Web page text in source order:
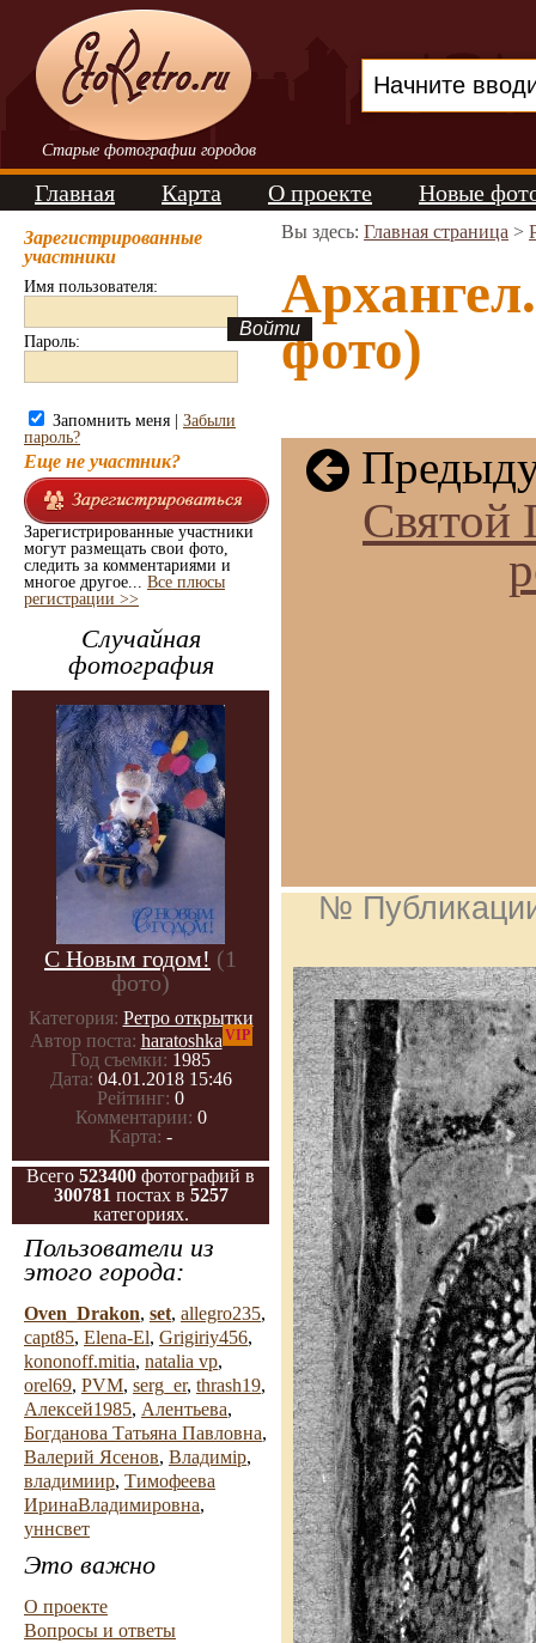
Старые фотографии городов
Главная Карта О проекте Новые
Зарегистрированные
участники
Имя пользователя:
Пароль:
Запомнить меня | Забыли
пароль?
Еще не участник?
Зарегистрированные участники
могут размещать свои фото,
следить за комментариями и
многое другое... Все плюсы
регистрации >>
Случайная
фотография
С Новым годом! (1
фото)
Категория: Ретро открытки
Автор поста: haratoshka VIP
Год съемки: 1985
Дата: 04.01.2018 15:46
Рейтинг: 0
Комментарии: 0
Карта: -
Всего 523400 фотографий в
300781 постах в 5257
категориях.
Пользователи из
этого города:
Oven_Drakon, set, allegro235,
capt85, Elena-El, Grigiriy456,
kononoff.mitia, natalia vp,
orel69, PVM, serg_er, thrash19,
Алексей1985, Алентьева,
Богданова Татьяна Павловна,
Валерий Ясенов, Владимiр,
владимиир, Тимофеева
ИринаВладимировна,
уннсвет
Это важно
О проекте
Вопросы и ответы
Вы здесь: Главная страница >
фото)
Святой
№